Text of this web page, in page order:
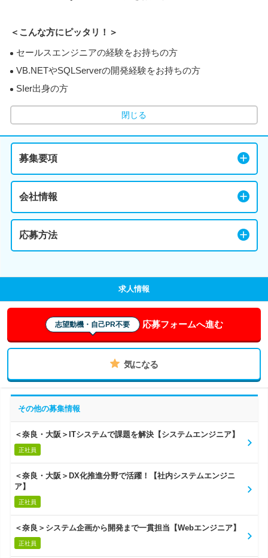
＜こんな方にピッタリ！＞
セールスエンジニアの経験をお持ちの方
VB.NETやSQLServerの開発経験をお持ちの方
SIer出身の方
閉じる
募集要項
会社情報
応募方法
求人情報
志望動機・自己PR不要 応募フォームへ進む
気になる
その他の募集情報
＜奈良・大阪＞ITシステムで課題を解決【システムエンジニア】
正社員
＜奈良・大阪＞DX化推進分野で活躍！【社内システムエンジニ
ア】
正社員
＜奈良＞システム企画から開発まで一貫担当【Webエンジニア】
正社員